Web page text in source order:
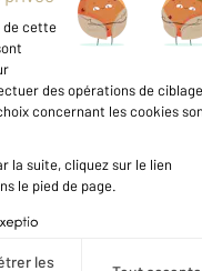
est notée
10